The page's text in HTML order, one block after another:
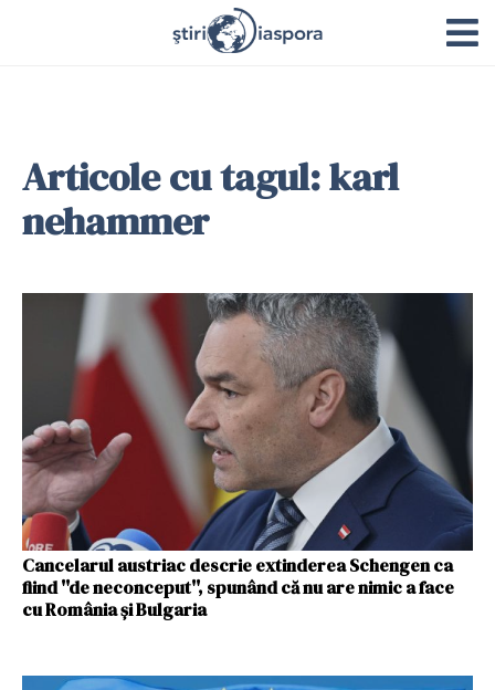
Articole cu tagul: karl
nehammer
Cancelarul austriac descrie extinderea Schengen ca
fiind ''de neconceput'', spunând că nu are nimic a face
cu România şi Bulgaria